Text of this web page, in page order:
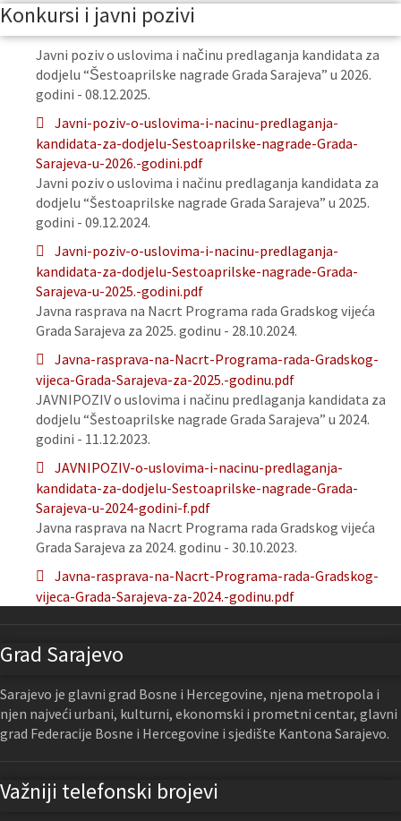
Konkursi i javni pozivi
Javni poziv o uslovima i načinu predlaganja kandidata za
dodjelu “Šestoaprilske nagrade Grada Sarajeva” u 2026.
godini - 08.12.2025.
Javni-poziv-o-uslovima-i-nacinu-predlaganja-
kandidata-za-dodjelu-Sestoaprilske-nagrade-Grada-
Sarajeva-u-2026.-godini.pdf
Javni poziv o uslovima i načinu predlaganja kandidata za
dodjelu “Šestoaprilske nagrade Grada Sarajeva” u 2025.
godini - 09.12.2024.
Javni-poziv-o-uslovima-i-nacinu-predlaganja-
kandidata-za-dodjelu-Sestoaprilske-nagrade-Grada-
Sarajeva-u-2025.-godini.pdf
Javna rasprava na Nacrt Programa rada Gradskog vijeća
Grada Sarajeva za 2025. godinu - 28.10.2024.
Javna-rasprava-na-Nacrt-Programa-rada-Gradskog-
vijeca-Grada-Sarajeva-za-2025.-godinu.pdf
JAVNIPOZIV o uslovima i načinu predlaganja kandidata za
dodjelu “Šestoaprilske nagrade Grada Sarajeva” u 2024.
godini - 11.12.2023.
JAVNIPOZIV-o-uslovima-i-nacinu-predlaganja-
kandidata-za-dodjelu-Sestoaprilske-nagrade-Grada-
Sarajeva-u-2024-godini-f.pdf
Javna rasprava na Nacrt Programa rada Gradskog vijeća
Grada Sarajeva za 2024. godinu - 30.10.2023.
Javna-rasprava-na-Nacrt-Programa-rada-Gradskog-
vijeca-Grada-Sarajeva-za-2024.-godinu.pdf
Grad Sarajevo
Sarajevo je glavni grad Bosne i Hercegovine, njena metropola i
njen najveći urbani, kulturni, ekonomski i prometni centar, glavni
grad Federacije Bosne i Hercegovine i sjedište Kantona Sarajevo.
Važniji telefonski brojevi